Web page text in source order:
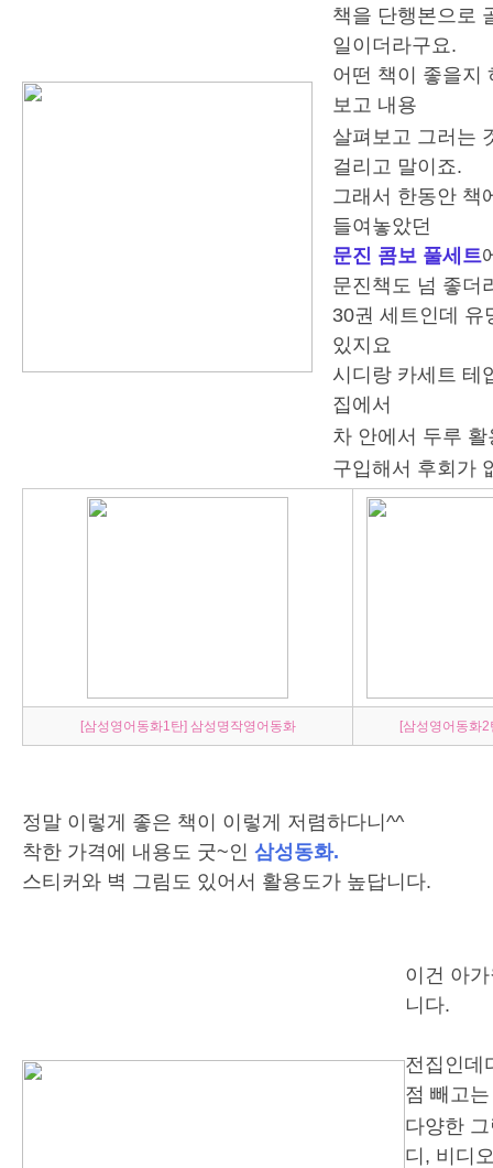
책을 단행본으로
일이더라구요.
어떤 책이 좋을지
보고 내용
살펴보고 그러는
걸리고 말이죠.
그래서 한동안 책
들여놓았던
문진 콤보 풀세트
문진책도 넘 좋더
30권 세트인데 유
있지요
시디랑 카세트 테
집에서
차 안에서 두루
구입해서 후회가
[삼성영어동화1탄] 삼성명작영어동화 [삼성영어동화
정말 이렇게 좋은 책이 이렇게 저렴하다니^^
착한 가격에 내용도 굿~인 삼성동화.
스티커와 벽 그림도 있어서 활용도가 높답니다.
이건 아
니다.
전집인데
점 빼고는
다양한
디, 비디